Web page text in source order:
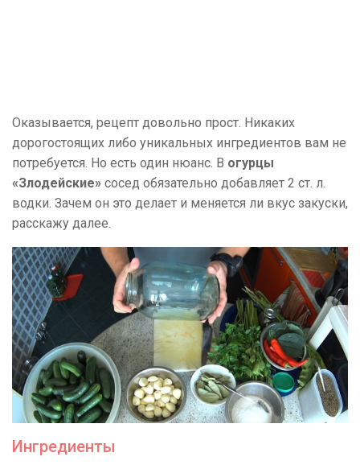
Оказывается, рецепт довольно прост. Никаких
дорогостоящих либо уникальных ингредиентов вам не
потребуется. Но есть один нюанс. В огурцы
«Злодейские» сосед обязательно добавляет 2 ст. л.
водки. Зачем он это делает и меняется ли вкус закуски,
расскажу далее.
Ингредиенты